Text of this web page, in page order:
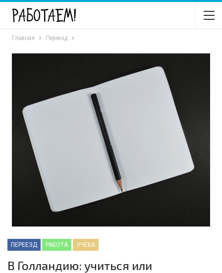
Главная Переезд
ПЕРЕЕЗД РАБОТА УЧЕБА
В Голландию: учиться или